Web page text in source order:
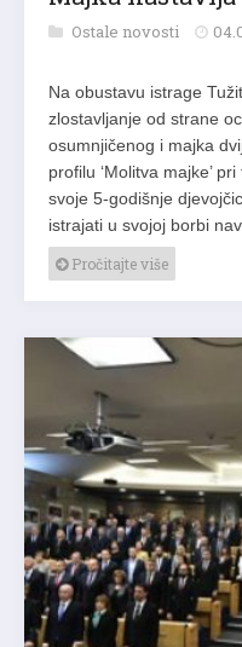
Ostale novosti
Na obustavu istrage
zlostavljanje od strane
osumnjičenog i majka
profilu ‘Molitva majke’
svoje 5-godišnje
istrajati u svojoj borbi
Pročitajte više